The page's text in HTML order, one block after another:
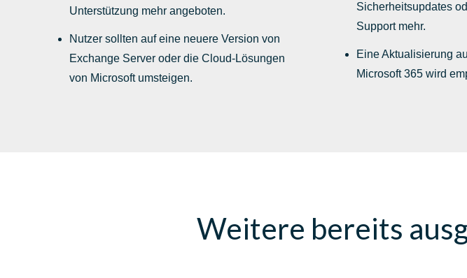
Unterstützung mehr angeboten.
Nutzer sollten auf eine neuere Version von
Exchange Server oder die Cloud-Lösungen
von Microsoft umsteigen.
Sicherheitsupdates
Support mehr.
Eine Aktualisierung
Microsoft 365 wird
Weitere bereits